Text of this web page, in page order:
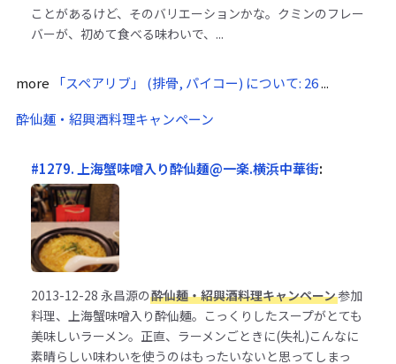
ことがあるけど、そのバリエーションかな。クミンのフレー
バーが、初めて食べる味わいで、...
more 「スペアリブ」 (排骨, パイコー) について: 26...
酔仙麺・紹興酒料理キャンペーン
#1279. 上海蟹味噌入り酔仙麺@一楽.横浜中華街:
2013-12-28 永昌源の酔仙麺・紹興酒料理キャンペーン参加
料理、上海蟹味噌入り酔仙麺。こっくりしたスープがとても
美味しいラーメン。正直、ラーメンごときに(失礼)こんなに
素晴らしい味わいを使うのはもったいないと思ってしまっ